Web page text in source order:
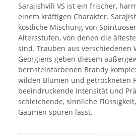
Sarajishvili VS ist ein frischer,
einem kräftigen Charakter.
köstliche Mischung von
Altersstufen, von denen die
sind. Trauben aus verschiedenen
Georgiens geben diesem
bernsteinfarbenen Brandy
wilden Blumen und getrockneten
beeindruckende Intensität und
schleichende, sinnliche
Gaumen spüren lässt.